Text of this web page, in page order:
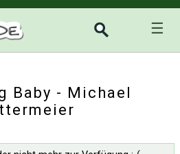
☰
Baby - Michael